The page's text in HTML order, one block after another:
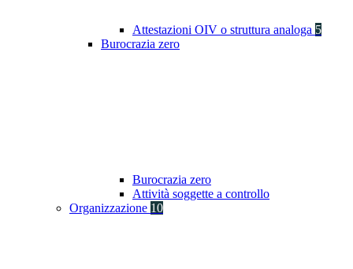
Attestazioni OIV o struttura analoga 5
Burocrazia zero
Burocrazia zero
Attività soggette a controllo
Organizzazione 10